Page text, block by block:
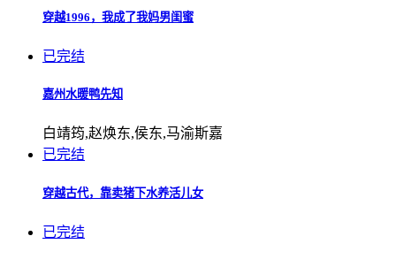
穿越1996，我成了我妈男闺蜜
已完结
嘉州水暖鸭先知
白靖筠,赵焕东,侯东,马渝斯嘉
已完结
穿越古代，靠卖猪下水养活儿女
已完结